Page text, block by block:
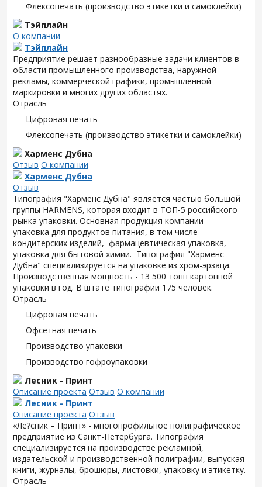
Флексопечать (производство этикетки и самоклейки)
Тэйплайн
О компании
Тэйплайн
Предприятие решает разнообразные задачи клиентов в
области промышленного производства, наружной
рекламы, коммерческой графики, промышленной
маркировки и многих других областях.
Отрасль
Цифровая печать
Флексопечать (производство этикетки и самоклейки)
Харменс Дубна
Отзыв О компании
Харменс Дубна
Отзыв
Типография "Харменс Дубна" является частью большой
группы HARMENS, которая входит в ТОП-5 российского
рынка упаковки. Основная продукция компании —
упаковка для продуктов питания, в том числе
кондитерских изделий, фармацевтическая упаковка,
упаковка для бытовой химии. Типография "Харменс
Дубна" специализируется на упаковке из хром-эрзаца.
Производственная мощность - 13 500 тонн картонной
упаковки в год. В штате типографии 175 человек.
Отрасль
Цифровая печать
Офсетная печать
Производство упаковки
Производство гофроупаковки
Лесник - Принт
Описание проекта Отзыв О компании
Лесник - Принт
Описание проекта Отзыв
«Ле?сник – Принт» - многопрофильное полиграфическое
предприятие из Санкт-Петербурга. Типография
специализируется на производстве рекламной,
издательской и производственной полиграфии, выпуская
книги, журналы, брошюры, листовки, упаковку и этикетку.
Отрасль